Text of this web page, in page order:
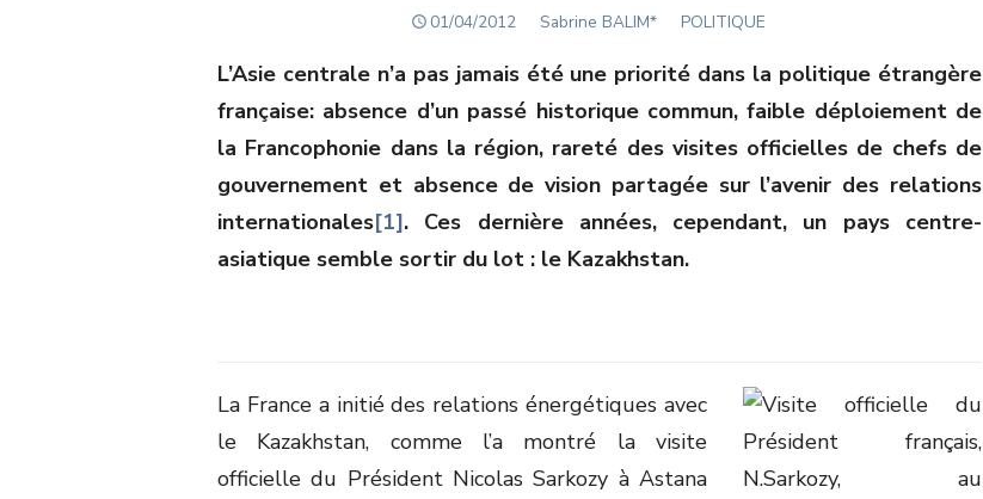
POSTED
01/04/2012 Author
Sabrine BALIM* POLITIQUE
L’Asie centrale n’a pas jamais été une priorité dans la politique étrangère
française: absence d’un passé historique commun, faible déploiement de
la Francophonie dans la région, rareté des visites officielles de chefs de
gouvernement et absence de vision partagée sur l’avenir des relations
internationales[1]. Ces dernière années, cependant, un pays centre-
asiatique semble sortir du lot : le Kazakhstan.
La France a initié des relations énergétiques avec
le Kazakhstan, comme l’a montré la visite
officielle du Président Nicolas Sarkozy à Astana